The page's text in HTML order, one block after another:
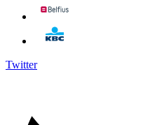
Twitter